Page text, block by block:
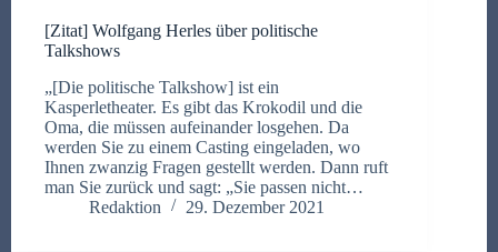
[Zitat] Wolfgang Herles über politische
Talkshows
„[Die politische Talkshow] ist ein
Kasperletheater. Es gibt das Krokodil und die
Oma, die müssen aufeinander losgehen. Da
werden Sie zu einem Casting eingeladen, wo
Ihnen zwanzig Fragen gestellt werden. Dann ruft
man Sie zurück und sagt: „Sie passen nicht…
Redaktion
29. Dezember 2021